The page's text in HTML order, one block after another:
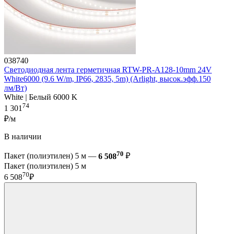
038740
Светодиодная лента герметичная RTW-PR-A128-10mm 24V
White6000 (9.6 W/m, IP66, 2835, 5m) (Arlight, высок.эфф.150
лм/Вт)
White | Белый 6000 K
1 30174
₽/м
В наличии
Пакет (полиэтилен) 5 м — 6 50870 ₽
Пакет (полиэтилен) 5 м
6 50870₽